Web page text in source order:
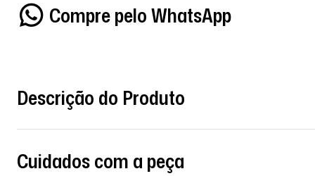
Compre pelo WhatsApp
Descrição do Produto
Cuidados com a peça